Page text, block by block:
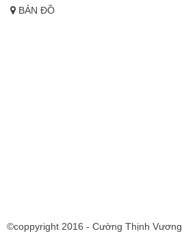
BẢN ĐỒ
©coppyright 2016 - Cường Thịnh Vương